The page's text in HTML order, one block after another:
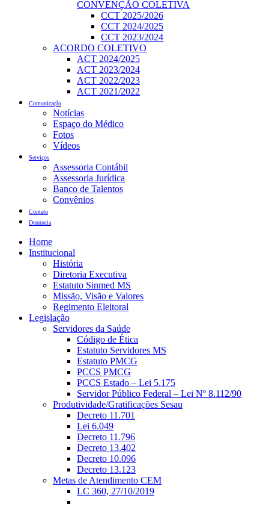
CONVENÇÃO COLETIVA
CCT 2025/2026
CCT 2024/2025
CCT 2023/2024
ACORDO COLETIVO
ACT 2024/2025
ACT 2023/2024
ACT 2022/2023
ACT 2021/2022
Comunicação
Notícias
Espaço do Médico
Fotos
Vídeos
Serviços
Assessoria Contábil
Assessoria Jurídica
Banco de Talentos
Convênios
Contato
Denúncia
Home
Institucional
História
Diretoria Executiva
Estatuto Sinmed MS
Missão, Visão e Valores
Regimento Eleitoral
Legislação
Servidores da Saúde
Código de Ética
Estatuto Servidores MS
Estatuto PMCG
PCCS PMCG
PCCS Estado – Lei 5.175
Servidor Público Federal – Lei Nº 8.112/90
Produtividade/Gratificações Sesau
Decreto 11.701
Lei 6.049
Decreto 11.796
Decreto 13.402
Decreto 10.096
Decreto 13.123
Metas de Atendimento CEM
LC 360, 27/10/2019